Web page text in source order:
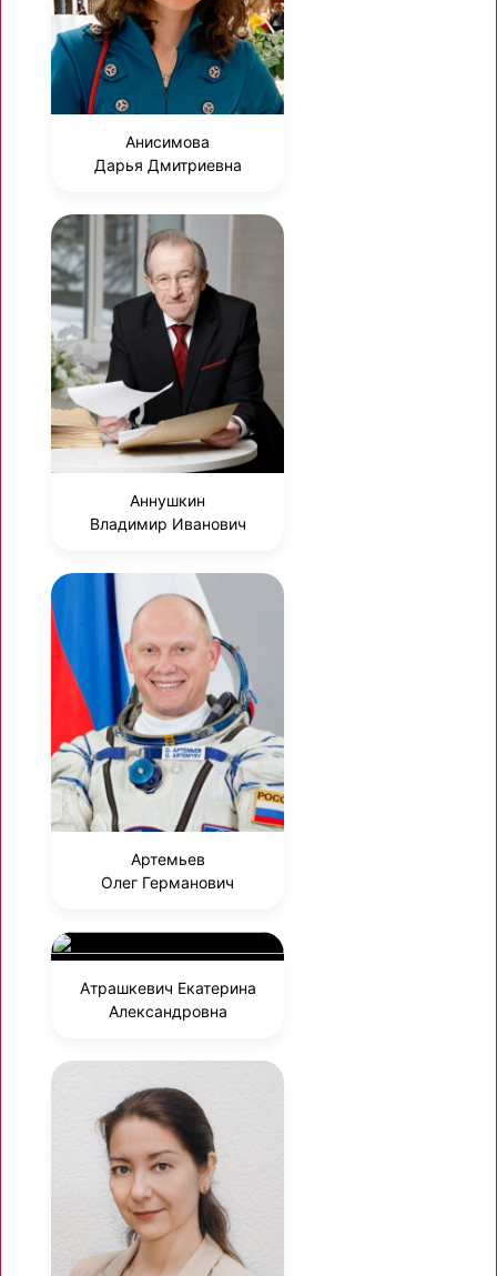
Анисимова
Дарья Дмитриевна
Аннушкин
Владимир Иванович
Артемьев
Олег Германович
Атрашкевич Екатерина
Александровна